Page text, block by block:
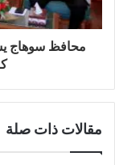
محافظ سوهاج
مقالات ذات صلة